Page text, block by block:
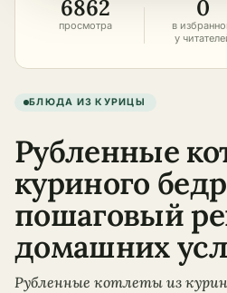
6862
просмотра
0
в
у
БЛЮДА ИЗ КУРИЦЫ
Рубленные
куриного
пошаговый
домашних
Рубленные котлеты из